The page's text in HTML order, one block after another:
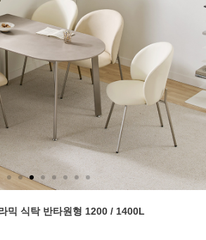
믹 식탁 반타원형 1200 / 1400L